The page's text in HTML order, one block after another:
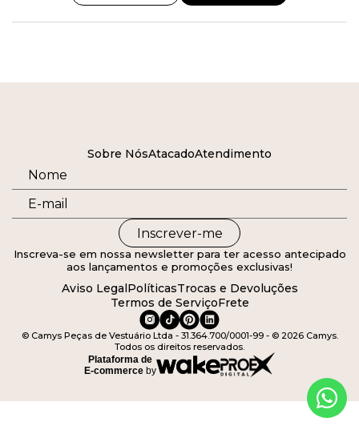
Sobre NósAtacadoAtendimento
Inscrever-me
Inscreva-se em nossa newsletter para ter acesso antecipado
aos lançamentos e promoções exclusivas!
Aviso LegalPolíticasTrocas e Devoluções
Termos de ServiçoFrete
© Camys Peças de Vestuário Ltda - 31.364.700/0001-99 - © 2026 Camys.
Todos os direitos reservados.
Plataforma de
E-commerce by